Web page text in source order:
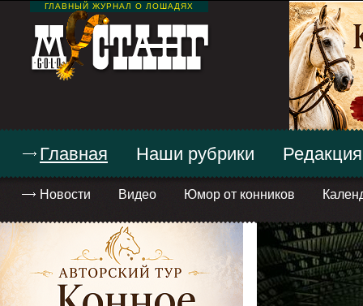
ГЛАВНЫЙ ЖУРНАЛ О ЛОШАДЯХ
Главная
Новости Видео Юмор от конников
Наши рубрики Редакция